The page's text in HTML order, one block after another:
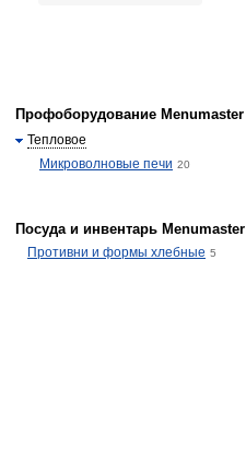
Профоборудование Menumaster
Тепловое
Микроволновые печи 20
Посуда и инвентарь Menumaster
Противни и формы хлебные 5